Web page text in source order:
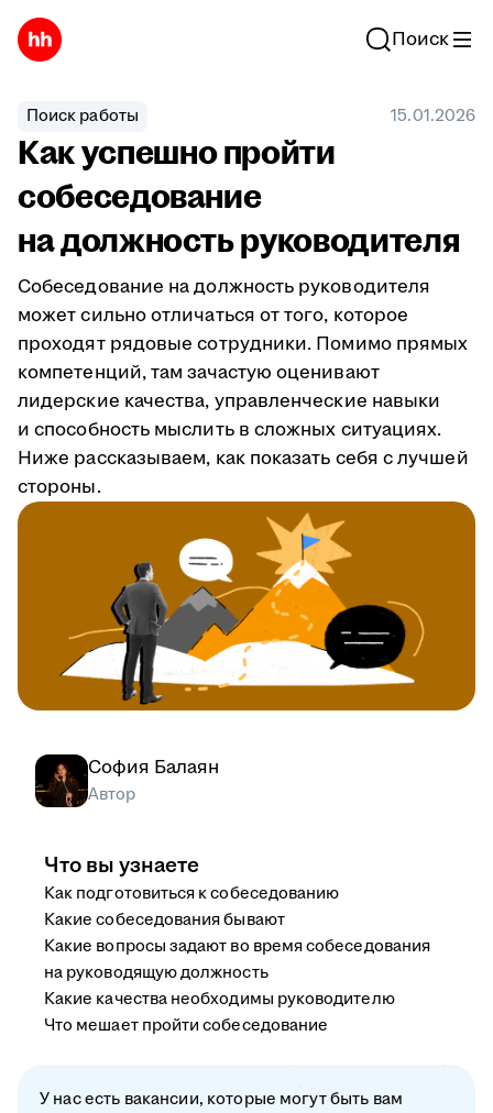
Поиск
Поиск работы 15.01.2026
Как успешно пройти
собеседование
на должность руководителя
Собеседование на должность руководителя
может сильно отличаться от того, которое
проходят рядовые сотрудники. Помимо прямых
компетенций, там зачастую оценивают
лидерские качества, управленческие навыки
и способность мыслить в сложных ситуациях.
Ниже рассказываем, как показать себя с лучшей
стороны.
София Балаян
Автор
Что вы узнаете
Как подготовиться к собеседованию
Какие собеседования бывают
Какие вопросы задают во время собеседования
на руководящую должность
Какие качества необходимы руководителю
Что мешает пройти собеседование
У нас есть вакансии, которые могут быть вам